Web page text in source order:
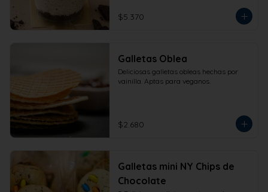
$5.370
Galletas Oblea
Deliciosas galletas obleas hechas por
vainilla. Aptas para veganos.
$2.680
Galletas mini NY Chips de
Chocolate